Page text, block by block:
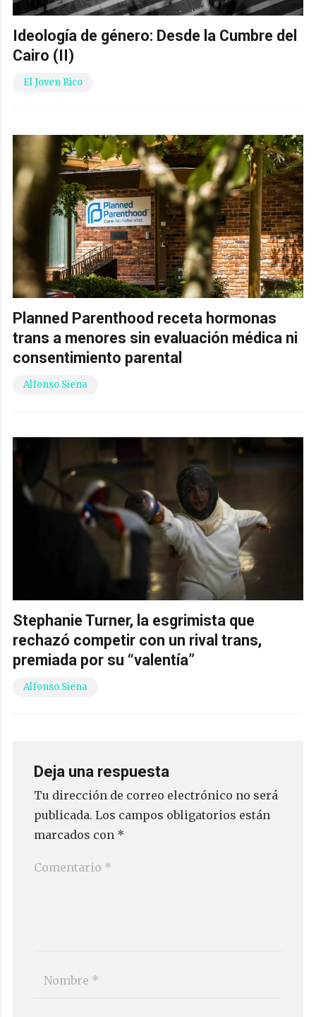
Ideología de género: Desde la Cumbre del
Cairo (II)
El Joven Rico
Planned Parenthood receta hormonas
trans a menores sin evaluación médica ni
consentimiento parental
Alfonso Siena
Stephanie Turner, la esgrimista que
rechazó competir con un rival trans,
premiada por su “valentía”
Alfonso Siena
Deja una respuesta
Tu dirección de correo electrónico no será
publicada. Los campos obligatorios están
marcados con *